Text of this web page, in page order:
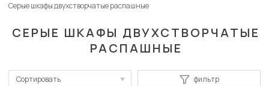
СЕРЫЕ ШКАФЫ ДВУХСТВОРЧАТЫЕ
РАСПАШНЫЕ
Серые шкафы двухстворчатые распашные
Сортировать
фильтр